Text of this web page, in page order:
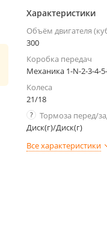
Характеристики
Объём двигателя
300
Коробка передач
Механика 1-N-2-3-4-
Колеса
21/18
?
Тормоза перед/
Диск(г)/Диск(г)
Все характеристики